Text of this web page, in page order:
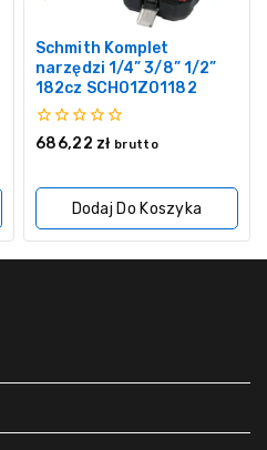
Schmith Komplet
narzędzi 1/4” 3/8” 1/2”
182cz SCH01Z01182
0
686,22 zł brutto
Dodaj Do Koszyka